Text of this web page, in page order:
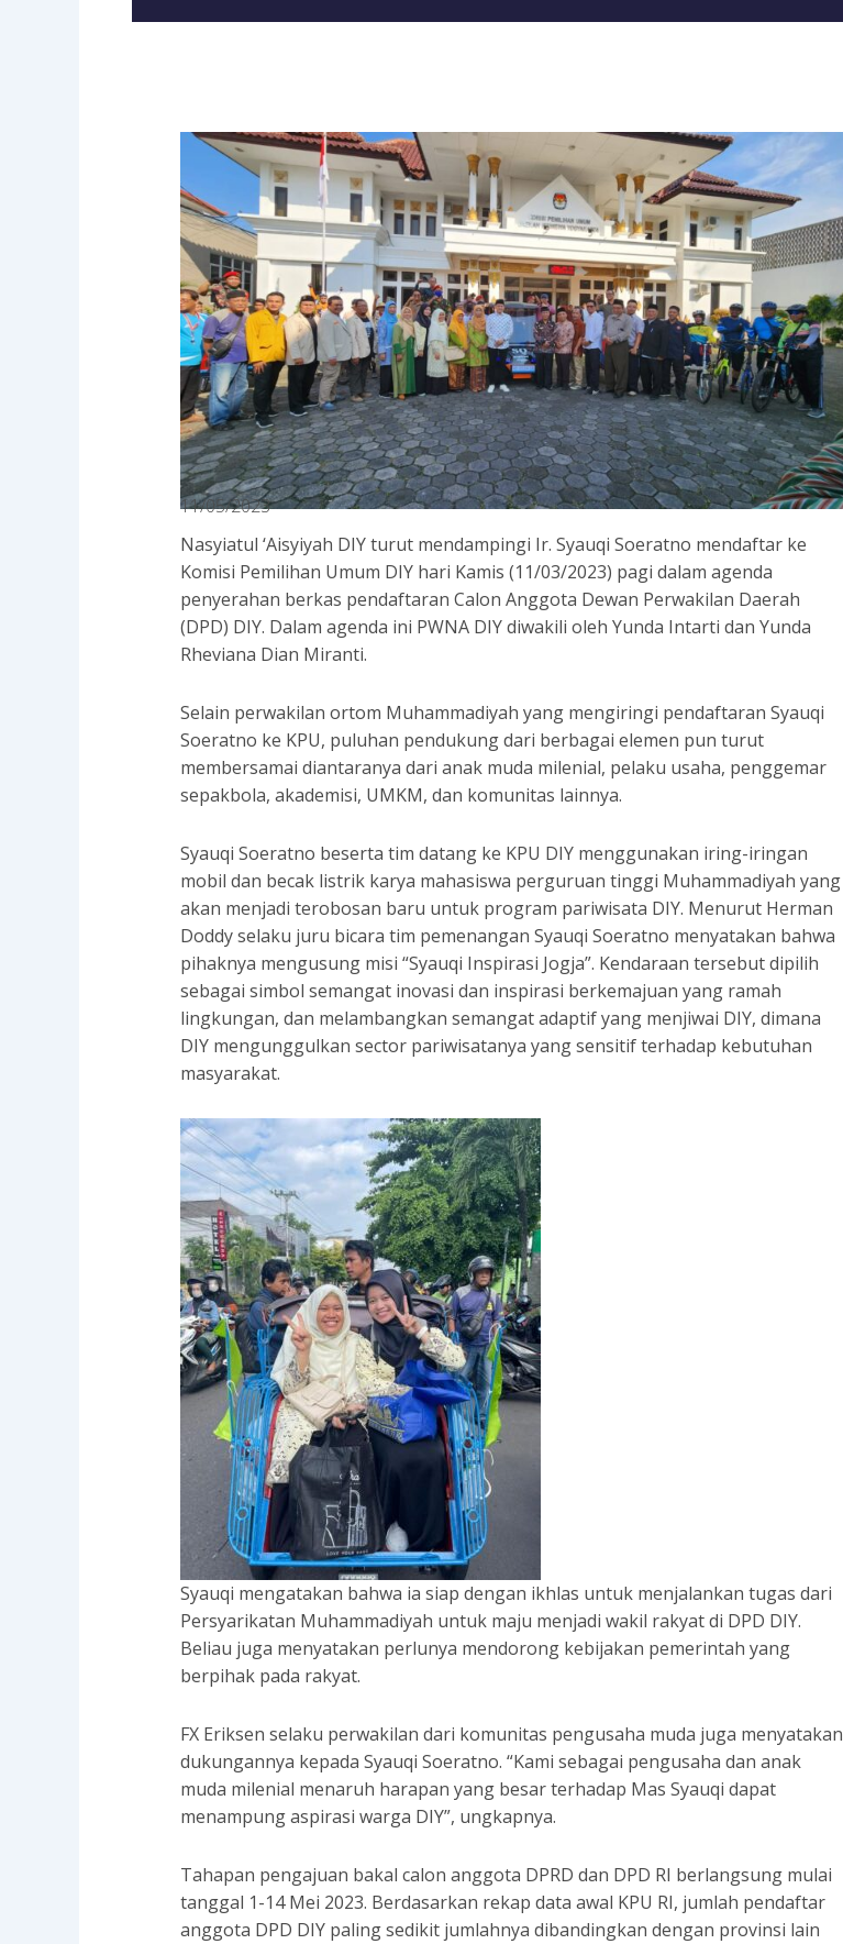
11/05/2023
Nasyiatul ‘Aisyiyah DIY turut mendampingi Ir. Syauqi Soeratno mendaftar ke
Komisi Pemilihan Umum DIY hari Kamis (11/03/2023) pagi dalam agenda
penyerahan berkas pendaftaran Calon Anggota Dewan Perwakilan Daerah
(DPD) DIY. Dalam agenda ini PWNA DIY diwakili oleh Yunda Intarti dan Yunda
Rheviana Dian Miranti.
Selain perwakilan ortom Muhammadiyah yang mengiringi pendaftaran Syauqi
Soeratno ke KPU, puluhan pendukung dari berbagai elemen pun turut
membersamai diantaranya dari anak muda milenial, pelaku usaha, penggemar
sepakbola, akademisi, UMKM, dan komunitas lainnya.
Syauqi Soeratno beserta tim datang ke KPU DIY menggunakan iring-iringan
mobil dan becak listrik karya mahasiswa perguruan tinggi Muhammadiyah yang
akan menjadi terobosan baru untuk program pariwisata DIY. Menurut Herman
Doddy selaku juru bicara tim pemenangan Syauqi Soeratno menyatakan bahwa
pihaknya mengusung misi “Syauqi Inspirasi Jogja”. Kendaraan tersebut dipilih
sebagai simbol semangat inovasi dan inspirasi berkemajuan yang ramah
lingkungan, dan melambangkan semangat adaptif yang menjiwai DIY, dimana
DIY mengunggulkan sector pariwisatanya yang sensitif terhadap kebutuhan
masyarakat.
Syauqi mengatakan bahwa ia siap dengan ikhlas untuk menjalankan tugas dari
Persyarikatan Muhammadiyah untuk maju menjadi wakil rakyat di DPD DIY.
Beliau juga menyatakan perlunya mendorong kebijakan pemerintah yang
berpihak pada rakyat.
FX Eriksen selaku perwakilan dari komunitas pengusaha muda juga menyatakan
dukungannya kepada Syauqi Soeratno. “Kami sebagai pengusaha dan anak
muda milenial menaruh harapan yang besar terhadap Mas Syauqi dapat
menampung aspirasi warga DIY”, ungkapnya.
Tahapan pengajuan bakal calon anggota DPRD dan DPD RI berlangsung mulai
tanggal 1-14 Mei 2023. Berdasarkan rekap data awal KPU RI, jumlah pendaftar
anggota DPD DIY paling sedikit jumlahnya dibandingkan dengan provinsi lain